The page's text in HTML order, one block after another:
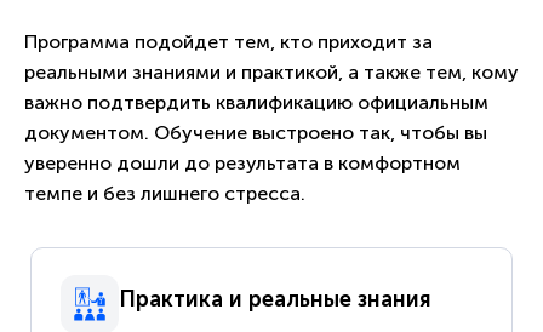
Программа подойдет тем, кто приходит за
реальными знаниями и практикой, а также тем, кому
важно подтвердить квалификацию официальным
документом. Обучение выстроено так, чтобы вы
уверенно дошли до результата в комфортном
темпе и без лишнего стресса.
Практика и реальные знания